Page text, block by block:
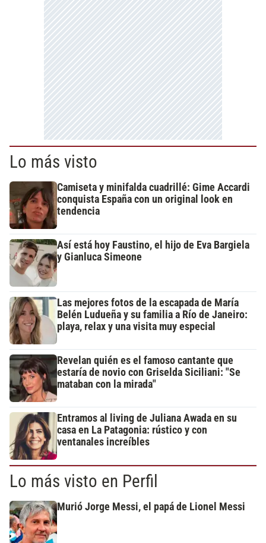
Lo más visto
Camiseta y minifalda cuadrillé: Gime Accardi
conquista España con un original look en
tendencia
Así está hoy Faustino, el hijo de Eva Bargiela
y Gianluca Simeone
Las mejores fotos de la escapada de María
Belén Ludueña y su familia a Río de Janeiro:
playa, relax y una visita muy especial
Revelan quién es el famoso cantante que
estaría de novio con Griselda Siciliani: "Se
mataban con la mirada"
Entramos al living de Juliana Awada en su
casa en La Patagonia: rústico y con
ventanales increíbles
Lo más visto en Perfil
Murió Jorge Messi, el papá de Lionel Messi